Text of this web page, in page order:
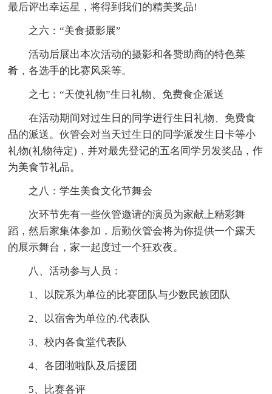
最后评出幸运星，将得到我们的精美奖品!
之六：“美食摄影展”
活动后展出本次活动的摄影和各赞助商的特色菜
肴，各选手的比赛风采等。
之七：“天使礼物”生日礼物、免费食企派送
在活动期间对过生日的同学进行生日礼物、免费食
品的派送。伙管会对当天过生日的同学派发生日卡等小
礼物(礼物待定)，并对最先登记的五名同学另发奖品，作
为美食节礼品。
之八：学生美食文化节舞会
次环节先有一些伙管邀请的演员为家献上精彩舞
蹈，然后家集体参加，后勤伙管会将为你提供一个露天
的展示舞台，家一起度过一个狂欢夜。
八、活动参与人员：
1、以院系为单位的比赛团队与少数民族团队
2、以宿舍为单位的.代表队
3、校内各食堂代表队
4、各团啦啦队及后援团
5、比赛各评